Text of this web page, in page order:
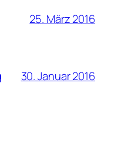
25. März 2016
30. Januar 2016